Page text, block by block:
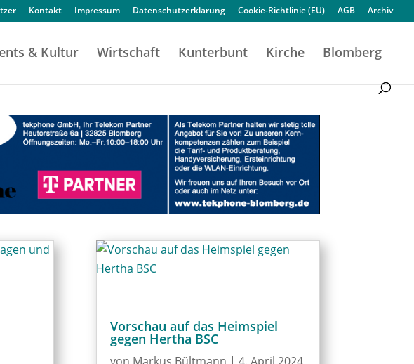
Kontakt Impressum Datenschutzerklärung Cookie-Richtlinie (EU) AGB Archiv
& Kultur Wirtschaft Kunterbunt Kirche Blomberg
Vorschau auf das Heimspiel
gegen Hertha BSC